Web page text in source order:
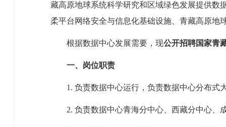
藏高原地球系统科学研究和区域绿色发展提供数
柔平台网络安全与信息化基础设施、青藏高原地
根据数据中心发展需要，现公开招聘国家青
一、 岗位职责
1. 负责数据中心运行，负责数据中心分布式
2. 负责数据中心青海分中心、西藏分中心、